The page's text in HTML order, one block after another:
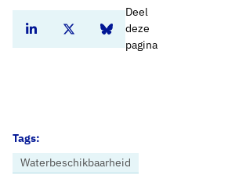
Home Nieuws
Deel
deze
pagina
Deel dit artikel op Linkedin
Deel dit artikel op Twitter
Deel dit artikel op Bluesky
Tags:
Waterbeschikbaarheid